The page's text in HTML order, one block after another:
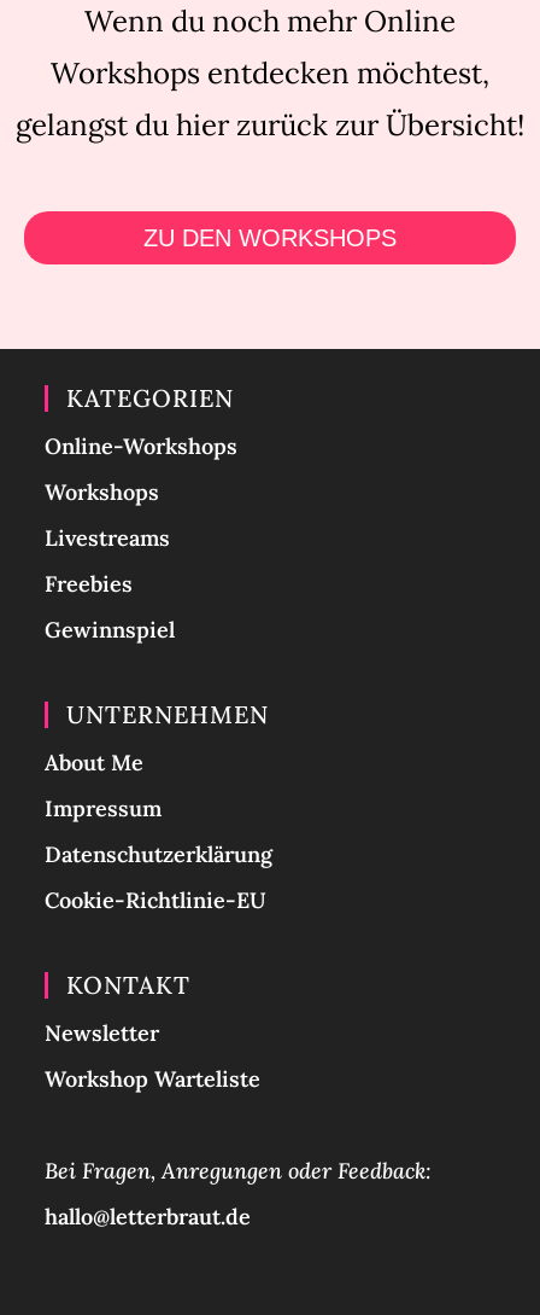
Wenn du noch mehr Online
Workshops entdecken möchtest,
gelangst du hier zurück zur Übersicht!
ZU DEN WORKSHOPS
KATEGORIEN
Online-Workshops
Workshops
Livestreams
Freebies
Gewinnspiel
UNTERNEHMEN
About Me
Impressum
Datenschutzerklärung
Cookie-Richtlinie-EU
KONTAKT
Newsletter
Workshop Warteliste
Bei Fragen, Anregungen oder Feedback:
hallo@letterbraut.de